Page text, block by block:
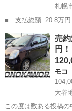
札幌
■ 支払総額: 20.8万円 ■ 車両本体価格： 80,000 円 ■ メーカー
名： 日産 ■ 車種
ルフラットシート
スキー 助手席...
北海道 札幌市
売
円
モコ
大谷
この度は数ある投稿